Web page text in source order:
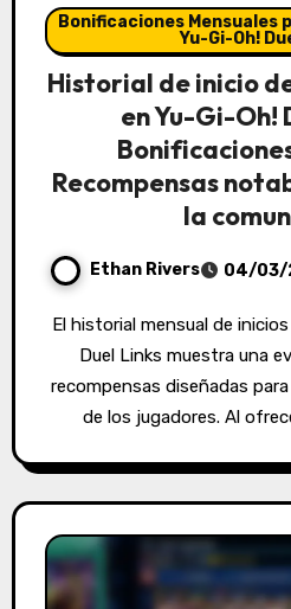
Bonificaciones Mensuales
Yu-Gi-Oh!
Historial de inicio
en Yu-Gi-Oh!
Recompensas
la
Ethan Rivers 04/03/
El historial mensual de inicios de sesión en Yu-Gi-Oh!
Duel Links muestra una
recompensas diseñadas
de los jugadores. Al